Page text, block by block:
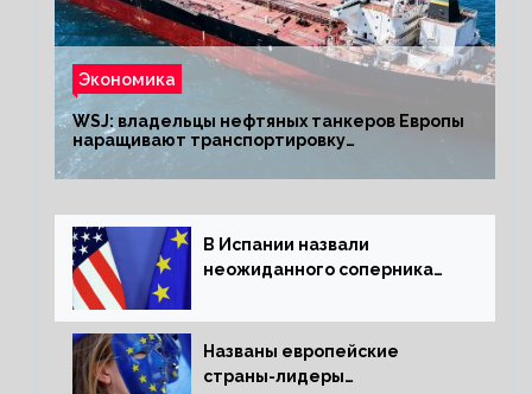
Экономика
WSJ: владельцы нефтяных танкеров Европы
наращивают транспортировку
из РФ до санкций
В Испании назвали
неожиданного соперника
Названы европейские
страны-лидеры